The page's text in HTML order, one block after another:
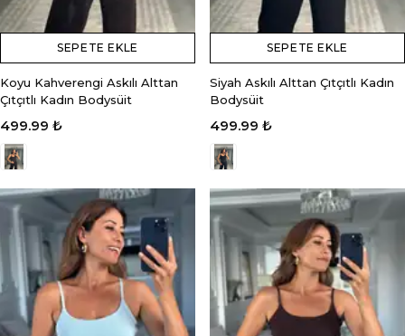
SEPETE EKLE
Koyu Kahverengi Askılı Alttan
Çıtçıtlı Kadın Bodysüit
499.99 ₺
SEPETE EKLE
Siyah Askılı Alttan Çıtçıtlı Kadın
Bodysüit
499.99 ₺